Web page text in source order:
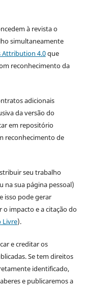
à revista o
simultaneamente
Attribution 4.0que
reconhecimento da
adicionais
da versão do
em repositório
reconhecimento de
seu trabalho
na sua página pessoal)
isso pode gerar
impacto e a citação do
Livre).
e creditar os
Se tem direitos
identificado,
e publicaremos a